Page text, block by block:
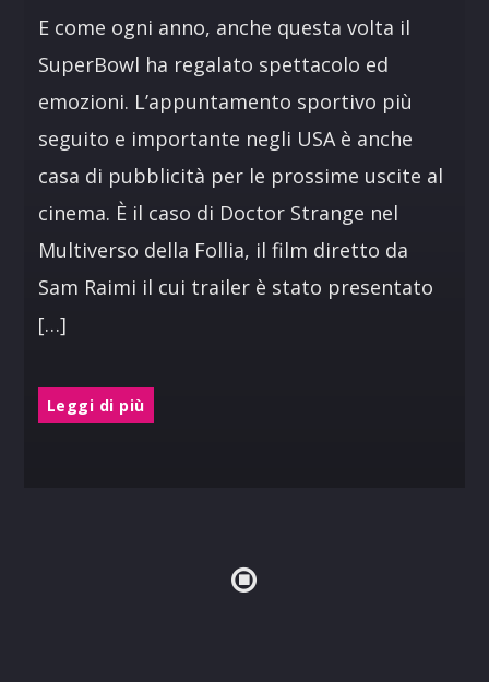
E come ogni anno, anche questa volta il
SuperBowl ha regalato spettacolo ed
emozioni. L’appuntamento sportivo più
seguito e importante negli USA è anche
casa di pubblicità per le prossime uscite al
cinema. È il caso di Doctor Strange nel
Multiverso della Follia, il film diretto da
Sam Raimi il cui trailer è stato presentato
[…]
Leggi di più